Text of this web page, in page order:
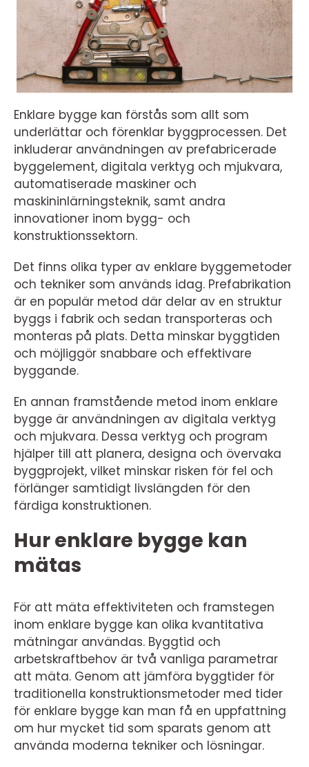
Enklare bygge kan förstås som allt som
underlättar och förenklar byggprocessen. Det
inkluderar användningen av prefabricerade
byggelement, digitala verktyg och mjukvara,
automatiserade maskiner och
maskininlärningsteknik, samt andra
innovationer inom bygg- och
konstruktionssektorn.
Det finns olika typer av enklare byggemetoder
och tekniker som används idag. Prefabrikation
är en populär metod där delar av en struktur
byggs i fabrik och sedan transporteras och
monteras på plats. Detta minskar byggtiden
och möjliggör snabbare och effektivare
byggande.
En annan framstående metod inom enklare
bygge är användningen av digitala verktyg
och mjukvara. Dessa verktyg och program
hjälper till att planera, designa och övervaka
byggprojekt, vilket minskar risken för fel och
förlänger samtidigt livslängden för den
färdiga konstruktionen.
Hur enklare bygge kan
mätas
För att mäta effektiviteten och framstegen
inom enklare bygge kan olika kvantitativa
mätningar användas. Byggtid och
arbetskraftbehov är två vanliga parametrar
att mäta. Genom att jämföra byggtider för
traditionella konstruktionsmetoder med tider
för enklare bygge kan man få en uppfattning
om hur mycket tid som sparats genom att
använda moderna tekniker och lösningar.